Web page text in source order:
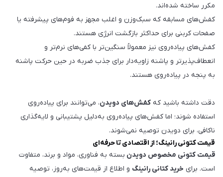
مکرر ساخته شده‌اند.
کفش‌های مسابقه که سبک‌وزن و اغلب مجهز به فوم‌های پیشرفته یا
صفحات کربنی برای حداکثر بازگشت انرژی هستند.
کفش‌های پیاده‌روی نیز معمولاً سنگین‌تر با کفی‌های نرم‌تر و
انعطاف‌پذیرتر و پاشنه زاویه‌دار برای جذب ضربه در حین حرکت پاشنه
به پنجه در پیاده‌روی هستند.
دقت داشته باشید که کفش‌های دویدن، می‌توانند برای پیاده‌روی
استفاده شوند؛ اما کفش‌های پیاده‌روی به‌دلیل پشتیبانی و لایه‌گذاری
ناکافی، برای دویدن توصیه نمی‌شوند.
قیمت کتونی رانینگ؛ از اقتصادی تا حرفه‌ای
قیمت کتونی مخصوص دویدن بسته به فناوری، مواد و برند، متفاوت
است. برای خرید کتانی رانینگ و اطلاع از قیمت‌های به‌روز، توصیه